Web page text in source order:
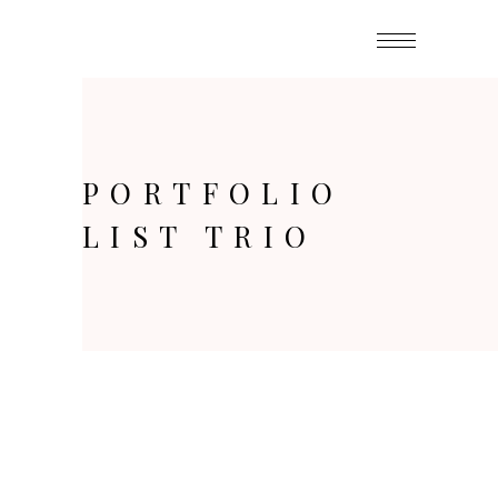
PORTFOLIO
LIST TRIO